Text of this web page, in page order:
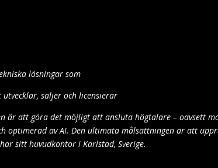
lösningar som
säljer och licensierar
är att göra det möjligt att ansluta högtalare – oavsett
optimerad av AI. Den ultimata målsättningen är att
sitt huvudkontor i Karlstad, Sverige.